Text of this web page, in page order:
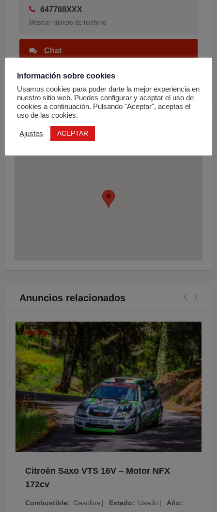
647788XXX
Mostrar número de teléfono
Chat
Enviar Email
Ubicación
Anuncios relacionados
Citroën Saxo VTS 16V – Motor NFX
172cv
Combustible Gasolina Estado Usado
Año
Información sobre cookies
Usamos cookies para poder darte la mejor experiencia en
nuestro sitio web. Puedes configurar y aceptar el uso de
cookies a continuación. Pulsando "Aceptar", aceptas el
uso de las cookies.
Ajustes ACEPTAR